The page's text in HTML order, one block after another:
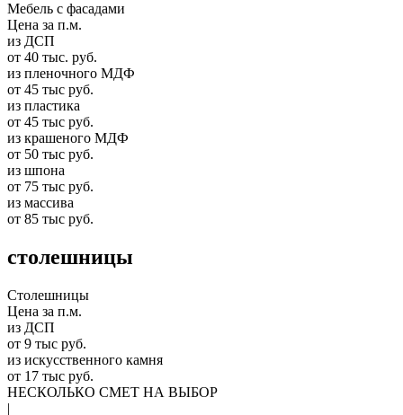
Мебель с фасадами
Цена за п.м.
из ДСП
от 40 тыс. руб.
из пленочного МДФ
от 45 тыс руб.
из пластика
от 45 тыс руб.
из крашеного МДФ
от 50 тыс руб.
из шпона
от 75 тыс руб.
из массива
от 85 тыс руб.
столешницы
Столешницы
Цена за п.м.
из ДСП
от 9 тыс руб.
из искусственного камня
от 17 тыс руб.
НЕСКОЛЬКО СМЕТ НА ВЫБОР
|